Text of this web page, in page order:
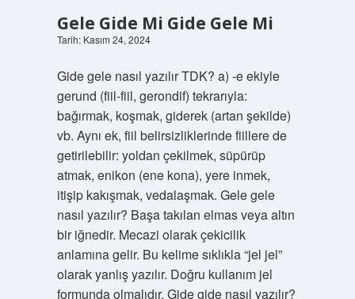
Gele Gide Mi Gide Gele Mi
Tarih: Kasım 24, 2024
Gide gele nasıl yazılır TDK? a) -e ekiyle
gerund (fiil-fiil, gerondif) tekrarıyla:
bağırmak, koşmak, giderek (artan şekilde)
vb. Aynı ek, fiil belirsizliklerinde fiillere de
getirilebilir: yoldan çekilmek, süpürüp
atmak, enikon (ene kona), yere inmek,
itişip kakışmak, vedalaşmak. Gele gele
nasıl yazılır? Başa takılan elmas veya altın
bir iğnedir. Mecazi olarak çekicilik
anlamına gelir. Bu kelime sıklıkla “jel jel”
olarak yanlış yazılır. Doğru kullanım jel
formunda olmalıdır. Gide gide nasıl yazılır?